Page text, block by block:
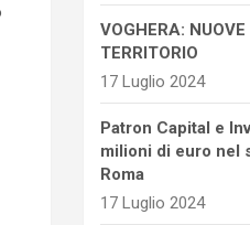
VOGHERA:
TERRITORIO
17 Luglio 2024
Patron Capital e
milioni di euro nel
Roma
17 Luglio 2024